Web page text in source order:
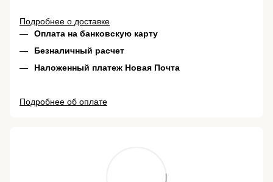
Подробнее о доставке
Оплата на банковскую карту
Безналичный расчет
Наложенный платеж Новая Почта
Подробнее об оплате